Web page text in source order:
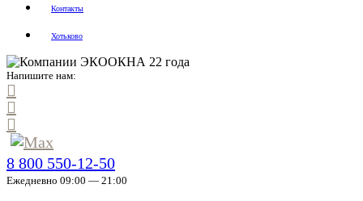
Контакты
Хотьково
Напишите нам:
8 800 550-12-50
Ежедневно 09:00 — 21:00